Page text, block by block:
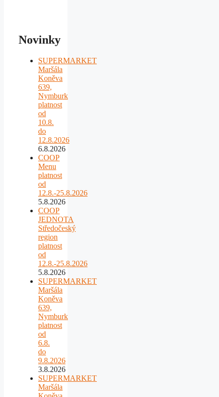
Novinky
SUPERMARKET
Maršála
Koněva
639,
Nymburk
platnost
od
10.8.
do
12.8.2026
6.8.2026
COOP
Menu
platnost
od
12.8.-25.8.2026
5.8.2026
COOP
JEDNOTA
Středočeský
region
platnost
od
12.8.-25.8.2026
5.8.2026
SUPERMARKET
Maršála
Koněva
639,
Nymburk
platnost
od
6.8.
do
9.8.2026
3.8.2026
SUPERMARKET
Maršála